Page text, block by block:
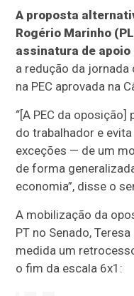
A proposta
Rogério Marinho
assinatura de apoio
a redução da jornada
na PEC aprovada na
“[A PEC da
do trabalhador e
exceções — de um
de forma
economia”, disse o
A mobilização da
PT no Senado,
medida um
o fim da escala 6x1: